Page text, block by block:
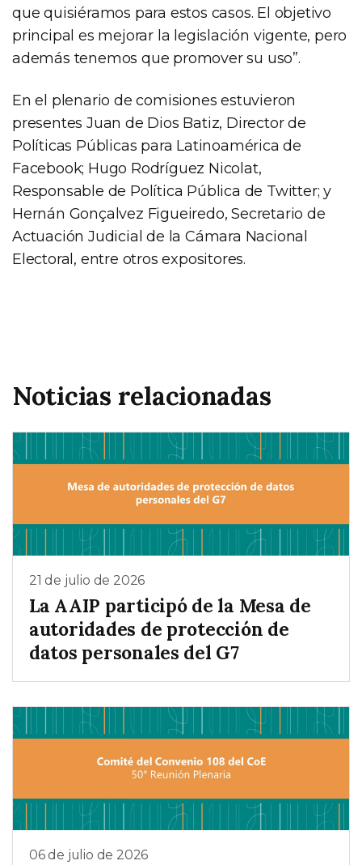
que quisiéramos para estos casos. El objetivo
principal es mejorar la legislación vigente, pero
además tenemos que promover su uso”.
En el plenario de comisiones estuvieron
presentes Juan de Dios Batiz, Director de
Políticas Públicas para Latinoamérica de
Facebook; Hugo Rodríguez Nicolat,
Responsable de Política Pública de Twitter; y
Hernán Gonçalvez Figueiredo, Secretario de
Actuación Judicial de la Cámara Nacional
Electoral, entre otros expositores.
Noticias relacionadas
21 de julio de 2026
La AAIP participó de la Mesa de
autoridades de protección de
datos personales del G7
06 de julio de 2026